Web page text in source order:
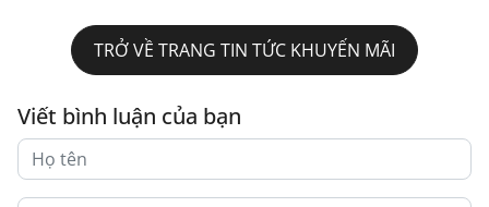
TRỞ VỀ TRANG TIN TỨC KHUYẾN MÃI
Viết bình luận của bạn